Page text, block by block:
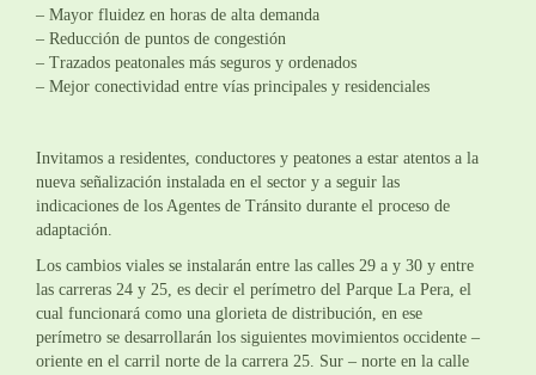
– Mayor fluidez en horas de alta demanda
– Reducción de puntos de congestión
– Trazados peatonales más seguros y ordenados
– Mejor conectividad entre vías principales y residenciales
Invitamos a residentes, conductores y peatones a estar atentos a la
nueva señalización instalada en el sector y a seguir las
indicaciones de los Agentes de Tránsito durante el proceso de
adaptación.
Los cambios viales se instalarán entre las calles 29 a y 30 y entre
las carreras 24 y 25, es decir el perímetro del Parque La Pera, el
cual funcionará como una glorieta de distribución, en ese
perímetro se desarrollarán los siguientes movimientos occidente –
oriente en el carril norte de la carrera 25. Sur – norte en la calle